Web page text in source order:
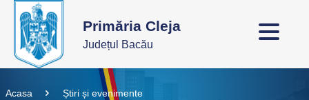
Primăria Cleja
Județul Bacău
Acasa Știri și evenimente